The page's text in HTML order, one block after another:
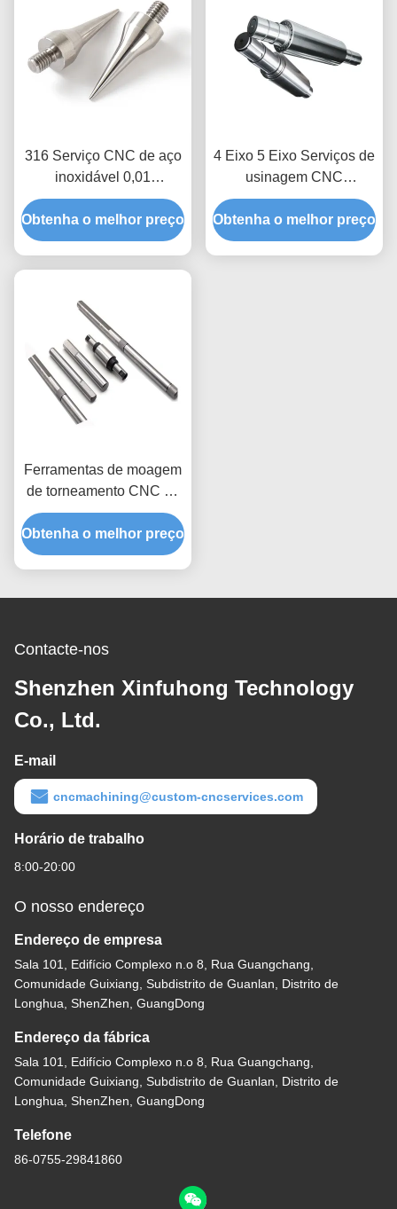
316 Serviço CNC de aço
inoxidável 0,01
Tolerância Perforação
CNC Torno Peças de
fresagem
Obtenha o melhor preço
4 Eixo 5 Eixo Serviços de
usinagem CNC
Fabricação de aço
inoxidável Partes de eixo
giratório
Obtenha o melhor preço
Ferramentas de moagem
de torneamento CNC de
aço inoxidável de liga
metálica 0,01 mm
Tolerância
Obtenha o melhor preço
Contacte-nos
Shenzhen Xinfuhong Technology
Co., Ltd.
E-mail
cncmachining@custom-cncservices.com
Horário de trabalho
8:00-20:00
O nosso endereço
Endereço de empresa
Sala 101, Edifício Complexo n.o 8, Rua Guangchang,
Comunidade Guixiang, Subdistrito de Guanlan, Distrito de
Longhua, ShenZhen, GuangDong
Endereço da fábrica
Sala 101, Edifício Complexo n.o 8, Rua Guangchang,
Comunidade Guixiang, Subdistrito de Guanlan, Distrito de
Longhua, ShenZhen, GuangDong
Telefone
86-0755-29841860